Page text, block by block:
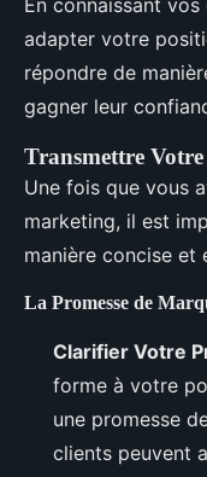
En connaissant
adapter votre
répondre de
gagner leur
Transmettre
Une fois que vous
marketing, il est
manière concise et
La Promesse de
Clarifier Votre
forme à votre
une promesse
clients peuvent